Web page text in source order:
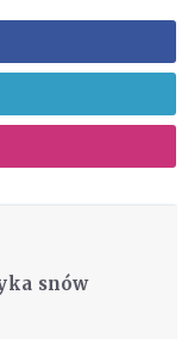
snów